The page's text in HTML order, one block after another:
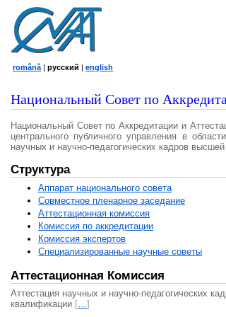
română | русский | english
Национальный Совет по
Национальный Совет по Аккредитации и
центрального публичного управления в
научных и научно-педагогических кадров
Структура
Аппарат национального совета
Совместное пленарное заседание
Аттестационная комисcия
Комиссия по аккредитации
Комиссия экспертов
Специализированные научные советы
Аттестационная Комиссия
Аттестация научных и научно-педагогических
квалификации […]